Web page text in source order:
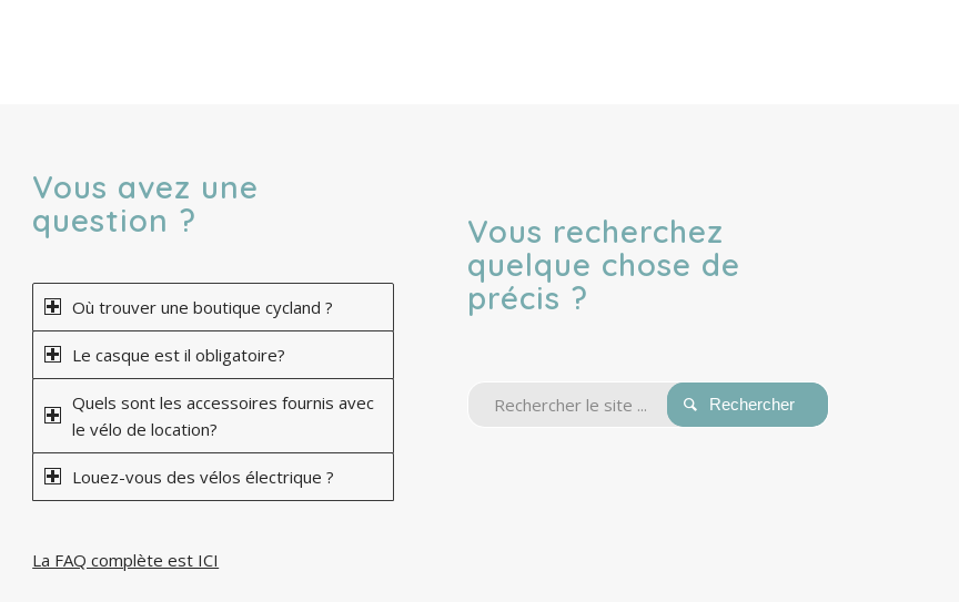
Vous avez une
question ?
Où trouver une boutique cycland ?
Le casque est il obligatoire?
Quels sont les accessoires fournis avec
le vélo de location?
Louez-vous des vélos électrique ?
La FAQ complète est ICI
Vous recherchez
quelque chose de
précis ?